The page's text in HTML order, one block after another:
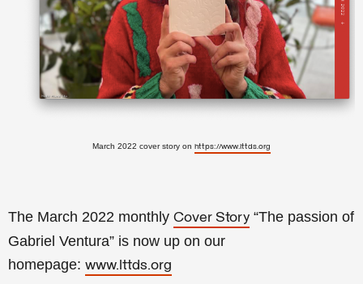
March 2022 cover story on https://www.lttds.org
The March 2022 monthly Cover Story “The passion of
Gabriel Ventura” is now up on our
homepage: www.lttds.org